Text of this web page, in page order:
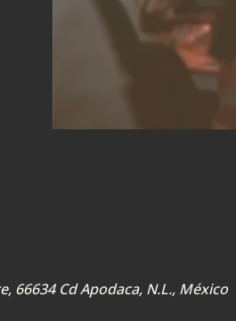
66634 Cd Apodaca, N.L., México